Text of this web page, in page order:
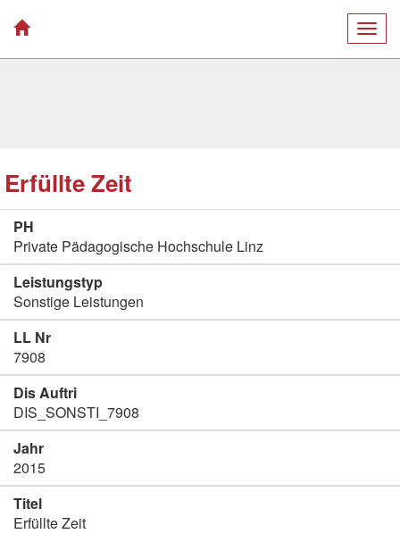
Erfüllte Zeit
PH
Private Pädagogische Hochschule Linz
Leistungstyp
Sonstige Leistungen
LL Nr
7908
Dis Auftri
DIS_SONSTI_7908
Jahr
2015
Titel
Erfüllte Zeit